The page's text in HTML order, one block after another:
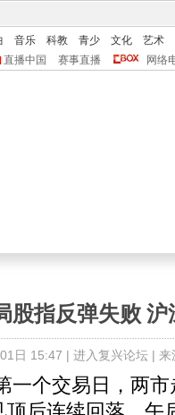
音乐 科教 青少 文化
艺术
直播中国 赛事直播 网络
股指反弹失败 沪
日 15:47 | 进入复兴论坛| 来
一个交易日，两